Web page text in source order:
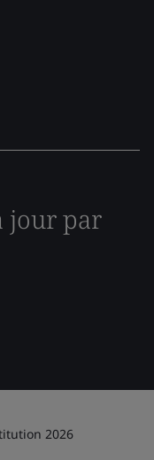
jour par
2026